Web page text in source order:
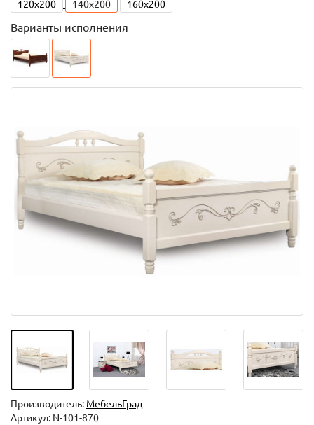
120x200 140x200 160x200
Варианты исполнения
Производитель: МебельГрад
Артикул: N-101-870